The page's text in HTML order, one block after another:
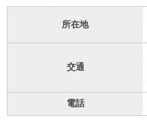
所在地
交通
電話